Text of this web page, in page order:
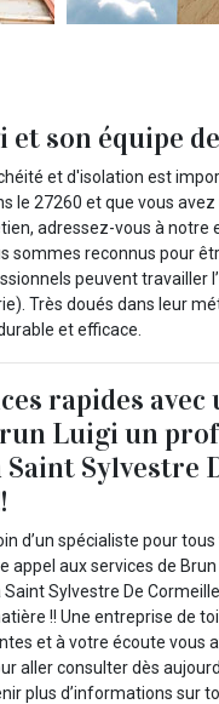
son équipe
et d'isolation est
le 27260 et que vous
adressez-vous à notre
sommes reconnus pour
peuvent travailler
Très doués dans leur
et efficace.
rapides
Luigi un
Sylvestre
d’un spécialiste pour
appel aux services de
Saint Sylvestre De
!! Une entreprise de
et à votre écoute vous
aller consulter dès
plus d’informations sur